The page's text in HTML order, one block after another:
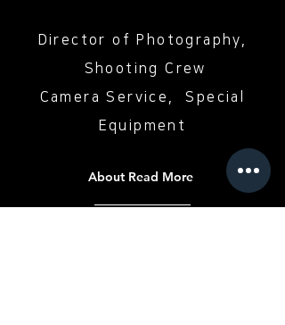
Director of Photography,
Shooting Crew
Camera Service, Special
Equipment
About Read More